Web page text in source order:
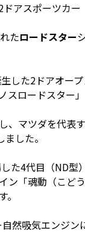
アスポーツカー
たロードスター
した2ドアオー
スロードスター
、マツダを代表
した。
た4代目（ND型
ン「魂動（こど
然吸気エンジ